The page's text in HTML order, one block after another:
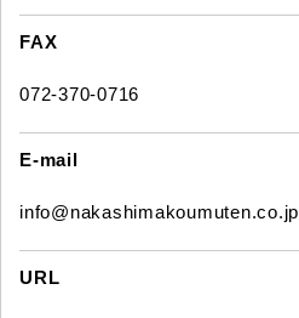
FAX
072-370-0716
E-mail
info@nakashimakoumuten.co.jp
URL